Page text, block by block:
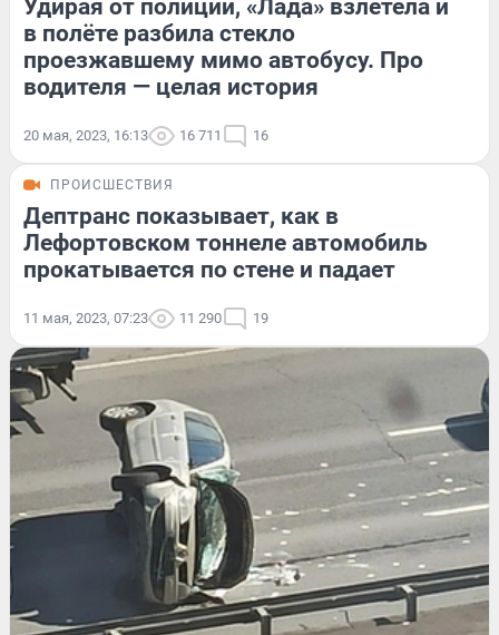
Удирая от полиции, «Лада» взлетела и
в полёте разбила стекло
проезжавшему мимо автобусу. Про
водителя — целая история
20 мая, 2023, 16:13 16 711 16
ПРОИСШЕСТВИЯ
Дептранс показывает, как в
Лефортовском тоннеле автомобиль
прокатывается по стене и падает
11 мая, 2023, 07:23 11 290 19